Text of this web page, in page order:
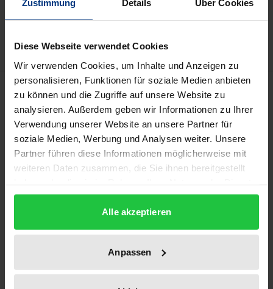
Zustimmung Details Über Cookies
Diese Webseite verwendet Cookies
Wir verwenden Cookies, um Inhalte und Anzeigen zu
personalisieren, Funktionen für soziale Medien anbieten
zu können und die Zugriffe auf unsere Website zu
analysieren. Außerdem geben wir Informationen zu Ihrer
Verwendung unserer Website an unsere Partner für
soziale Medien, Werbung und Analysen weiter. Unsere
Partner führen diese Informationen möglicherweise mit
weiteren Daten zusammen, die Sie ihnen bereitgestellt
gesammelt haben.
Alle akzeptieren
Anpassen
Add to Wish List
Delivery cost notice
Description
Faced with a new housing problem, cities are
becoming more important in solving it, and a
communalisation of housing policy can be observed.
On the basis of case studies from 14 cities, this book
comparatively analyses the limits and varieties of
local housing policy in Germany and the
opportunities it offers. In presenting the cities, the
markets, the design of their local housing policy in
terms of how it perceives problems, instruments